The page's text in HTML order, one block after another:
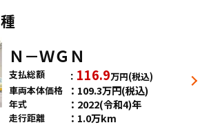
Ｎ－ＷＧＮ
支払総額 116.9万円(税込)
車両本体価格
109.3万円(税込)
年式 2022(令和4)年
走行距離 1.0万km